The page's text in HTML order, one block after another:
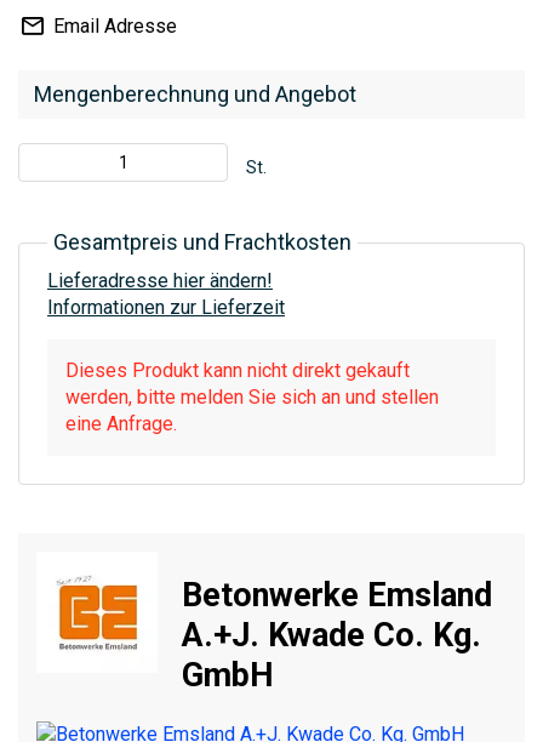
Mengenberechnung und Angebot
St.
Gesamtpreis und Frachtkosten
Lieferadresse hier ändern!
Informationen zur Lieferzeit
Dieses Produkt kann nicht direkt gekauft
werden, bitte melden Sie sich an und stellen
eine Anfrage.
Betonwerke Emsland
A.+J. Kwade Co. Kg.
GmbH
Email Adresse